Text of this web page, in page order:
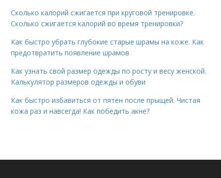
Сколько калорий сжигается при круговой тренировке.
Сколько сжигается калорий во время тренировки?
Как быстро убрать глубокие старые шрамы на коже. Как
предотвратить появление шрамов
Как узнать свой размер одежды по росту и весу женской.
Калькулятор размеров одежды и обуви
Как быстро избавиться от пятен после прыщей. Чистая
кожа раз и навсегда! Как победить акне?